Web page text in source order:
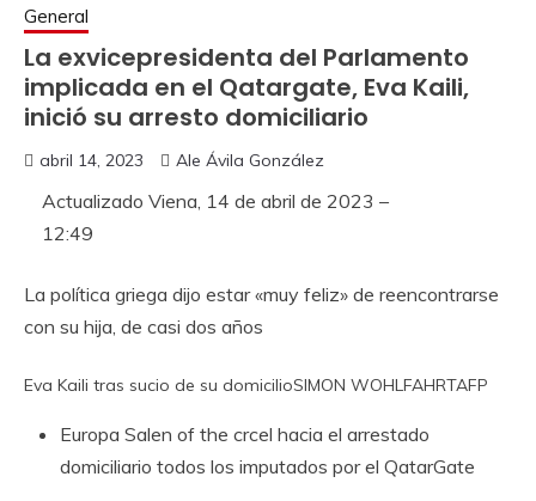
General
La exvicepresidenta del Parlamento
implicada en el Qatargate, Eva Kaili,
inició su arresto domiciliario
abril 14, 2023 Ale Ávila González
Actualizado Viena, 14 de abril de 2023 –
12:49
La política griega dijo estar «muy feliz» de reencontrarse
con su hija, de casi dos años
Eva Kaili tras sucio de su domicilioSIMON WOHLFAHRTAFP
Europa Salen of the crcel hacia el arrestado
domiciliario todos los imputados por el QatarGate